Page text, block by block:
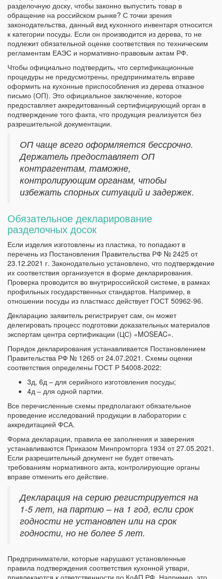
разделочную доску, чтобы законно выпустить товар в
обращение на российском рынке? С точки зрения
законодательства, данный вид кухонного инвентаря относится
к категории посуды. Если он производится из дерева, то не
подлежит обязательной оценке соответствия по техническим
регламентам ЕАЭС и нормативно-правовым актам РФ.
Чтобы официально подтвердить, что сертификационные
процедуры не предусмотрены, предприниматель вправе
оформить на кухонные приспособления из дерева отказное
письмо (ОП). Это официальное заключение, которое
предоставляет аккредитованный сертифицирующий орган в
подтверждение того факта, что продукция реализуется без
разрешительной документации.
ОП чаще всего оформляется бессрочно.
Держатель предоставляет ОП
контрагентам, таможне,
контролирующим органам, чтобы
избежать спорных ситуаций и задержек.
Обязательное декларирование
разделочных досок
Если изделия изготовлены из пластика, то попадают в
перечень из Постановления Правительства РФ № 2425 от
23.12.2021 г. Законодательно установлено, что подтверждение
их соответствия организуется в форме декларирования.
Проверка проводится во внутрироссийской системе, в рамках
профильных государственных стандартов. Например, в
отношении посуды из пластмасс действует ГОСТ 50962-96.
Декларацию заявитель регистрирует сам, он может
делегировать процесс подготовки доказательных материалов
экспертам центра сертификации (ЦС) «MOSEAC».
Порядок декларирования устанавливается Постановлением
Правительства РФ № 1265 от 24.07.2021. Схемы оценки
соответствия определены ГОСТ Р 54008-2022:
3д, 6д – для серийного изготовления посуды;
4д – для одной партии.
Все перечисленные схемы предполагают обязательное
проведение исследований продукции в лаборатории с
аккредитацией ФСА.
Форма декларации, правила ее заполнения и заверения
устанавливаются Приказом Минпромторга 1934 от 27.05.2021.
Если разрешительный документ не будет отвечать
требованиям нормативного акта, контролирующие органы
вправе отменить его действие.
Декларация на серию регистрируется на
1-5 лет, на партию – на 1 год, если срок
годности не установлен или на срок
годности, но не более 5 лет.
Предприниматели, которые нарушают установленные
правила подтверждения соответствия кухонной утвари,